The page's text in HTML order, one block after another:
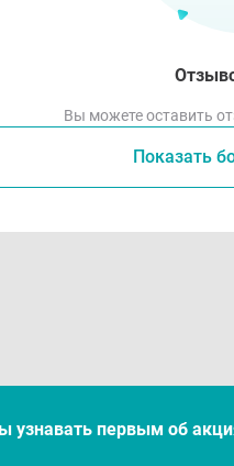
Вы можете оставить
Показать
узнавать первым об